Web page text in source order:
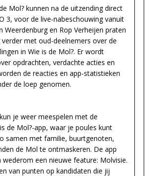
Mol? kunnen na de uitzending direct
3, voor de live-nabeschouwing vanuit
Weerdenburg en Rop Verheijen praten
met oud-deelnemers over de
in Wie is de Mol?. Er wordt
opdrachten, verdachte acties en
de reacties en app-statistieken
de loep genomen.
je weer meespelen met de
de Mol?-app, waar je poules kunt
samen met familie, buurtgenoten,
de Mol te ontmaskeren. De app
een nieuwe feature: Molvisie.
van punten op kandidaten die jij